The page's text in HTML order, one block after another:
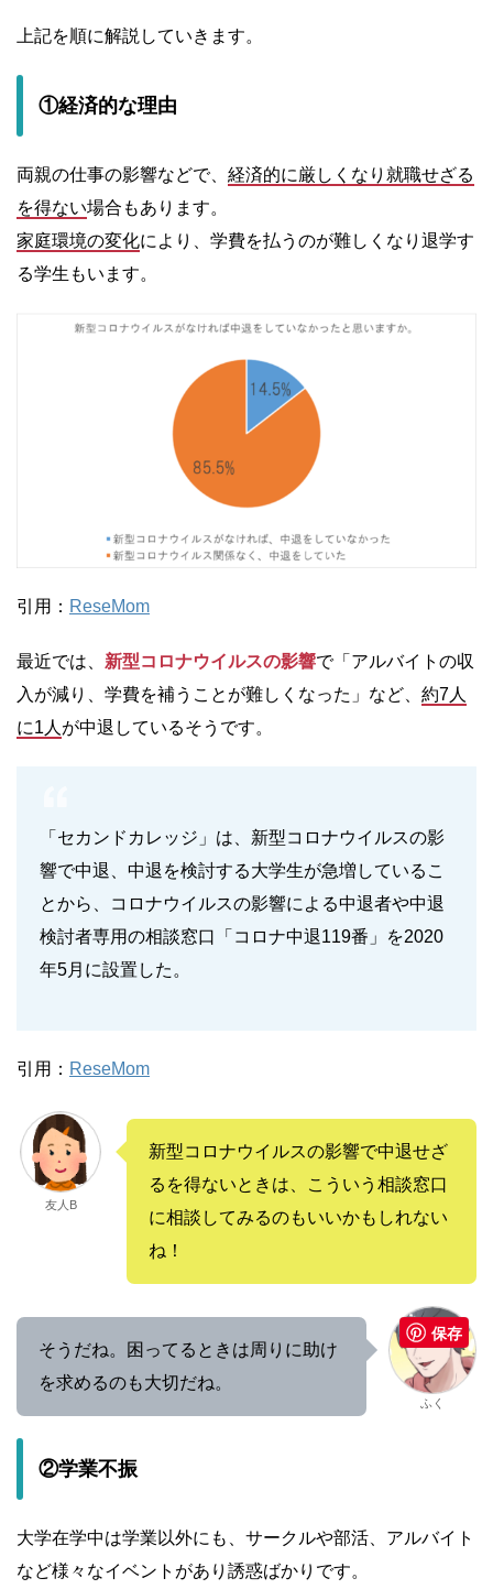
上記を順に解説していきます。
①経済的な理由
両親の仕事の影響などで、 経済的に厳しくなり就職せざる
を得ない場合もあります。
家庭環境の変化により、学費を払うのが難しくなり退学す
る学生もいます。
引用： ReseMom
最近では、 新型コロナウイルスの影響で「アルバイトの収
入が減り、学費を補うことが難しくなった」など、 約7人
に1人 が中退しているそうです。
「セカンドカレッジ」は、新型コロナウイルスの影
響で中退、中退を検討する大学生が急増しているこ
とから、コロナウイルスの影響による中退者や中退
検討者専用の相談窓口「コロナ中退119番」を2020
年5月に設置した。
引用： ReseMom
友人B
新型コロナウイルスの影響で中退せざ
るを得ないときは、こういう相談窓口
に相談してみるのもいいかもしれない
ね！
そうだね。困ってるときは周りに助け
を求めるのも大切だね。
ふく
②学業不振
大学在学中は学業以外にも、サークルや部活、アルバイト
など様々なイベントがあり誘惑ばかりです。
保存